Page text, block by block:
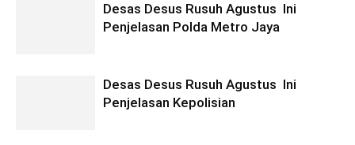
Desas Desus Rusuh Agustus Ini
Penjelasan Polda Metro Jaya
Desas Desus Rusuh Agustus Ini
Penjelasan Kepolisian